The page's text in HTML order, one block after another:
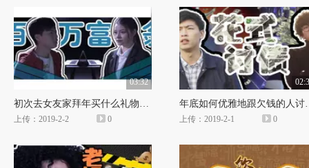
03:32
初次去女友家拜年买什么礼物？不想年后分手的就按我的去做吧！
上传：2019-2-2 0
年底如何优
上传：2019-2-1 0